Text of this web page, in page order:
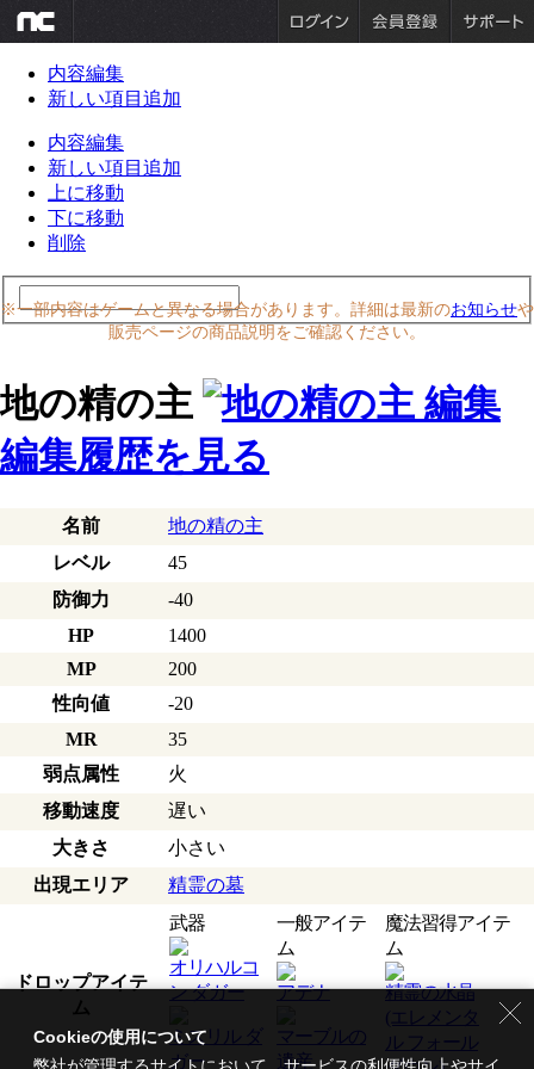
内容編集
新しい項目追加
内容編集
新しい項目追加
上に移動
下に移動
削除
※一部内容はゲームと異なる場合があります。詳細は最新のお知らせや
販売ページの商品説明をご確認ください。
地の精の主
編集履歴を見る
名前
地の精の主
レベル
45
防御力
-40
HP
1400
MP
200
性向値
-20
MR
35
弱点属性
火
移動速度
遅い
大きさ
小さい
出現エリア
精霊の墓
ドロップアイテ
ム
武器
オリハルコ
ン ダガー
ミスリル ダ
ガー
一般アイテ
ム
アデナ
マーブルの
遺産
魔法習得アイテ
ム
精霊の水晶
(エレメンタ
ル フォール
Cookieの使用について